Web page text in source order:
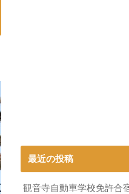
最近の投稿
観音寺自動車学校免許